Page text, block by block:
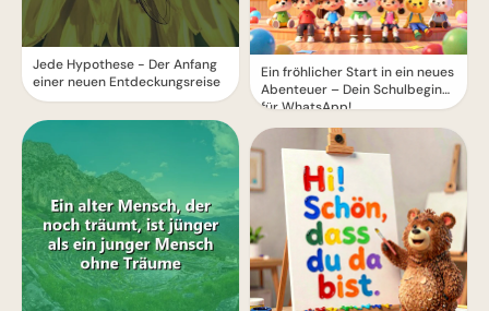
Jede Hypothese - Der Anfang
einer neuen Entdeckungsreise
Ein fröhlicher Start in ein neues
Abenteuer – Dein Schulbeginn
für WhatsApp!